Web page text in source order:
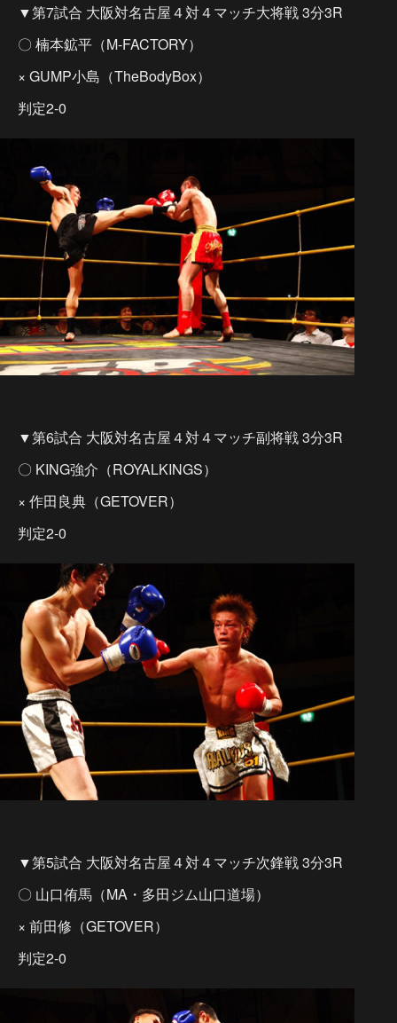
▼第7試合 大阪対名古屋４対４マッチ大将戦 3分3R
〇 楠本鉱平（M-FACTORY）
× GUMP小島（TheBodyBox）
判定2-0
▼第6試合 大阪対名古屋４対４マッチ副将戦 3分3R
〇 KING強介（ROYALKINGS）
× 作田良典（GETOVER）
判定2-0
▼第5試合 大阪対名古屋４対４マッチ次鋒戦 3分3R
〇 山口侑馬（MA・多田ジム山口道場）
× 前田修（GETOVER）
判定2-0